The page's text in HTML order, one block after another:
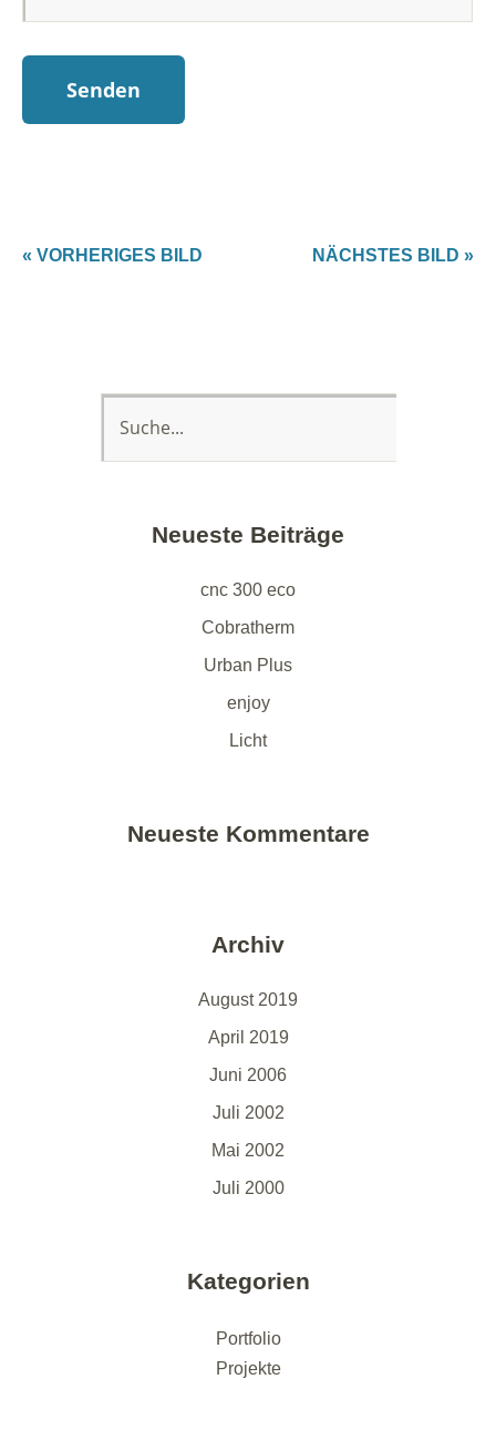
« VORHERIGES BILD NÄCHSTES BILD »
Neueste Beiträge
cnc 300 eco
Cobratherm
Urban Plus
enjoy
Licht
Neueste Kommentare
Archiv
August 2019
April 2019
Juni 2006
Juli 2002
Mai 2002
Juli 2000
Kategorien
Portfolio
Projekte